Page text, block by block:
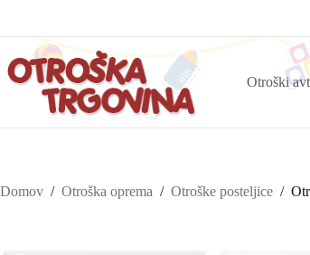
Otroški
Domov / Otroška oprema / Otroške posteljice /